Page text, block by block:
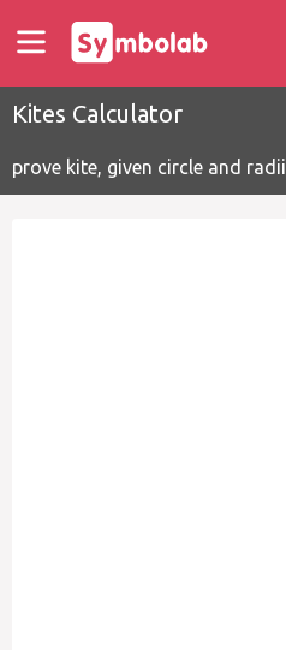
Kites Calculator
prove kite, given circle and radii